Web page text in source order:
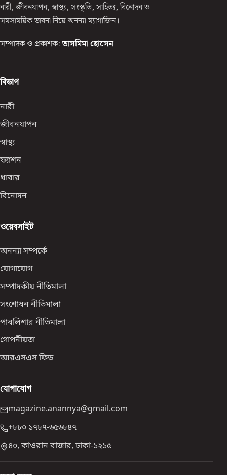
নারী, জীবনযাপন, স্বাস্থ্য, সংস্কৃতি, সাহিত্য, বিনোদন ও
সমসাময়িক ভাবনা নিয়ে অনন্যা ম্যাগাজিন।
সম্পাদক ও প্রকাশক: তাসমিমা হোসেন
বিভাগ
নারী
জীবনযাপন
স্বাস্থ্য
ফ্যাশন
খাবার
বিনোদন
ওয়েবসাইট
অনন্যা সম্পর্কে
যোগাযোগ
সম্পাদকীয় নীতিমালা
সংশোধন নীতিমালা
পাবলিশার নীতিমালা
গোপনীয়তা
আরএসএস ফিড
যোগাযোগ
magazine.anannya@gmail.com
+৮৮০ ১৭৮৭-৬৫৬৮৪৭
৪০, কাওরান বাজার, ঢাকা-১২১৫